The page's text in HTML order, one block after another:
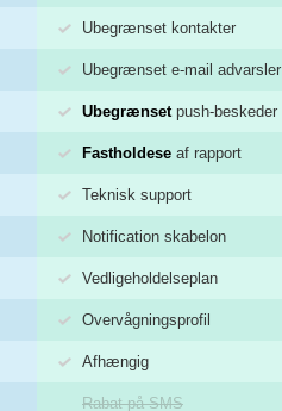
Ubegrænset kontakter
Ubegrænset e-mail advarsler
Ubegrænset push-beskeder
Fastholdese af rapport
Teknisk support
Notification skabelon
Vedligeholdelseplan
Overvågningsprofil
Afhængig
Rabat på SMS